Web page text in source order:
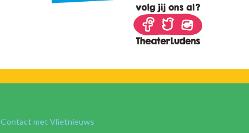
Contact met Vlietnieuws